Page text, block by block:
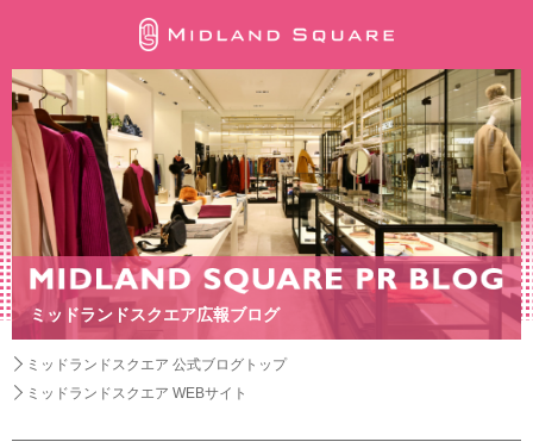
ミッドランドスクエア広報ブログ
ミッドランドスクエア 公式ブログトップ
ミッドランドスクエア WEBサイト